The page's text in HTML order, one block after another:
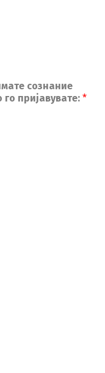
сознание
го пријавувате: *